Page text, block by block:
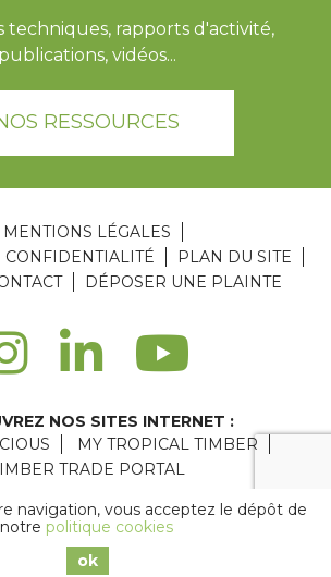
techniques, rapports d'activité,
publications, vidéos...
RESSOURCES
MENTIONS LÉGALES
CONFIDENTIALITÉ
PLAN DU SITE
DÉPOSER UNE PLAINTE
NOS SITES INTERNET :
MY TROPICAL TIMBER
TRADE PORTAL
Copyright © 2026 ATIBT
navigation, vous acceptez le dépôt de
politique cookies
ok